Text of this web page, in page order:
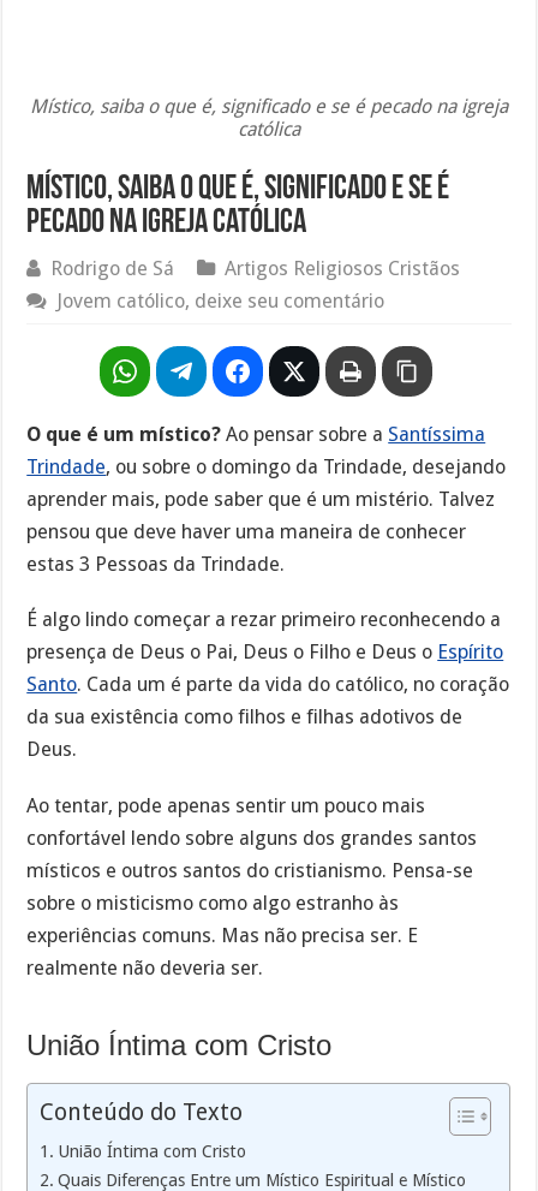
Místico, saiba o que é, significado e se é pecado na igreja
católica
Místico, saiba o que é, significado e se é
pecado na igreja católica
Rodrigo de Sá
Artigos Religiosos Cristãos
Jovem católico, deixe seu comentário
O que é um místico? Ao pensar sobre a Santíssima
Trindade, ou sobre o domingo da Trindade, desejando
aprender mais, pode saber que é um mistério. Talvez
pensou que deve haver uma maneira de conhecer
estas 3 Pessoas da Trindade.
É algo lindo começar a rezar primeiro reconhecendo a
presença de Deus o Pai, Deus o Filho e Deus o Espírito
Santo. Cada um é parte da vida do católico, no coração
da sua existência como filhos e filhas adotivos de
Deus.
Ao tentar, pode apenas sentir um pouco mais
confortável lendo sobre alguns dos grandes santos
místicos e outros santos do cristianismo. Pensa-se
sobre o misticismo como algo estranho às
experiências comuns. Mas não precisa ser. E
realmente não deveria ser.
União Íntima com Cristo
Conteúdo do Texto
União Íntima com Cristo
Quais Diferenças Entre um Místico Espiritual e Místico